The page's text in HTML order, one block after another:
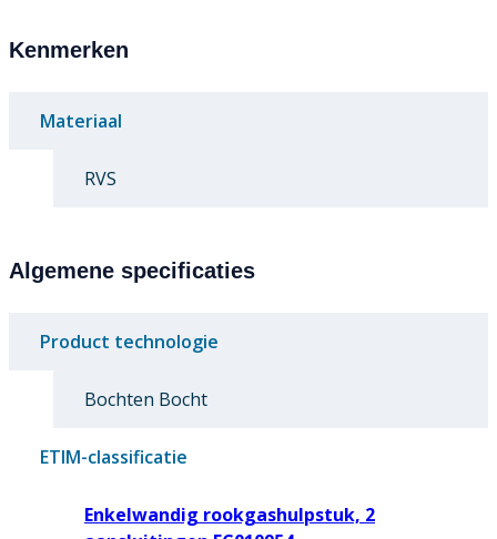
Kenmerken
Materiaal
RVS
Algemene specificaties
Product technologie
Bochten Bocht
ETIM-classificatie
Enkelwandig rookgashulpstuk, 2